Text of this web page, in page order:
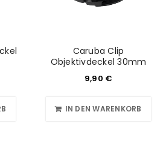
Caruba Clip
Objektivdeckel 30mm
9,90 €
IN DEN WARENKORB